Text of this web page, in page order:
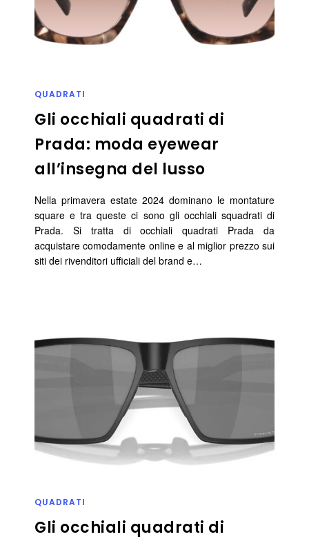
QUADRATI
Gli occhiali quadrati di
Prada: moda eyewear
all’insegna del lusso
Nella primavera estate 2024 dominano le montature
square e tra queste ci sono gli occhiali squadrati di
Prada. Si tratta di occhiali quadrati Prada da
acquistare comodamente online e al miglior prezzo sui
siti dei rivenditori ufficiali del brand e…
QUADRATI
Gli occhiali quadrati di